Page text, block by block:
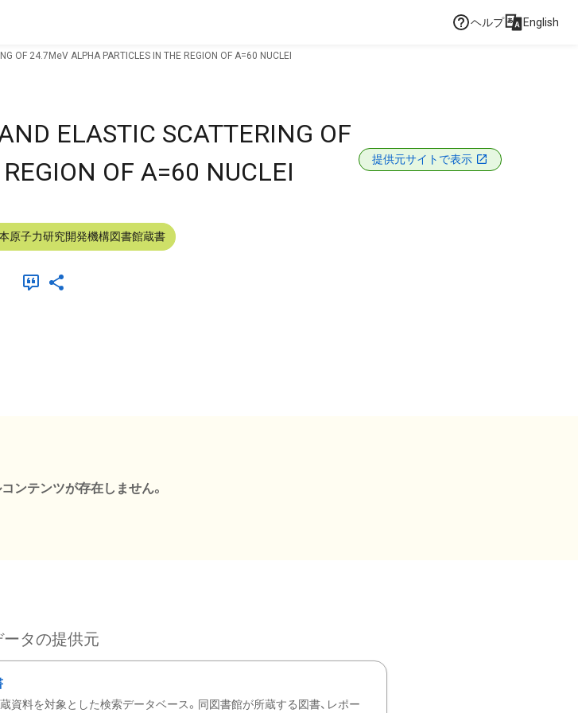
ヘルプ English
OF 24.7MeV ALPHA PARTICLES IN THE REGION OF A=60 NUCLEI
ELASTIC SCATTERING OF
OF A=60 NUCLEI
提供元サイトで表示
原子力研究開発機構図書館蔵書
ンテンツが存在しません。
ータの提供元
資料を対象とした検索データベース。同図書館が所蔵する図書、レポー